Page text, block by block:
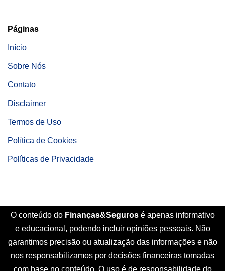
Páginas
Início
Sobre Nós
Contato
Disclaimer
Termos de Uso
Política de Cookies
Políticas de Privacidade
O conteúdo do Finanças&Seguros é apenas informativo
e educacional, podendo incluir opiniões pessoais. Não
garantimos precisão ou atualização das informações e não
nos responsabilizamos por decisões financeiras tomadas
com base no conteúdo. O uso é de responsabilidade do